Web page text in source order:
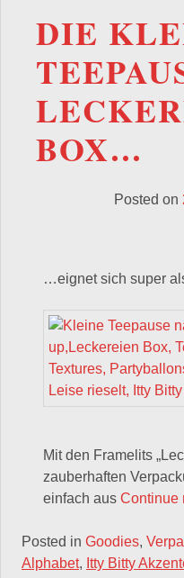
DIE
BOX…
Posted on
…eignet sich super
Mit den Framelits
zauberhaften
einfach aus Continue
Posted in Goodies,
Alphabet, Itty Bitty